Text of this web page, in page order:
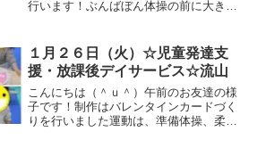
行います！ぶんばぼん体操の前に大きい
☆イヌ歩きやクマ歩きは支持力、うさぎ
ジャンプでは跳躍力が身に...
１月２６日（火）☆児童発達支
援・放課後デイサービス☆流山
こんにちは（＾ｕ＾）午前のお友達の様
子です！制作はバレンタインカードづく
りを行いました運動は、準備体操、柔軟